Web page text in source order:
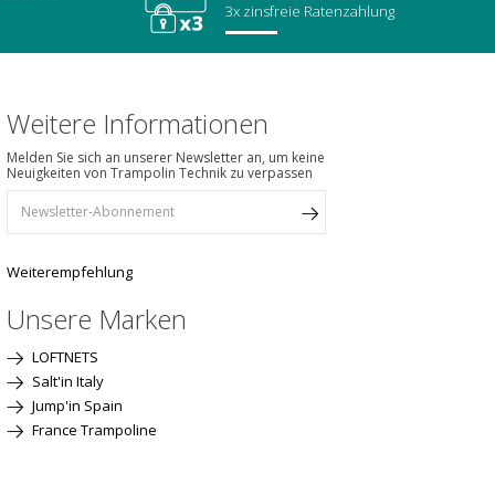
3x zinsfreie Ratenzahlung
Weitere Informationen
Melden Sie sich an unserer Newsletter an, um keine
Neuigkeiten von Trampolin Technik zu verpassen
Weiterempfehlung
Unsere Marken
LOFTNETS
Salt'in Italy
Jump'in Spain
France Trampoline